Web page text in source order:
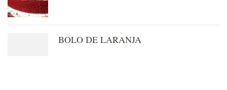
BOLO DE LARANJA